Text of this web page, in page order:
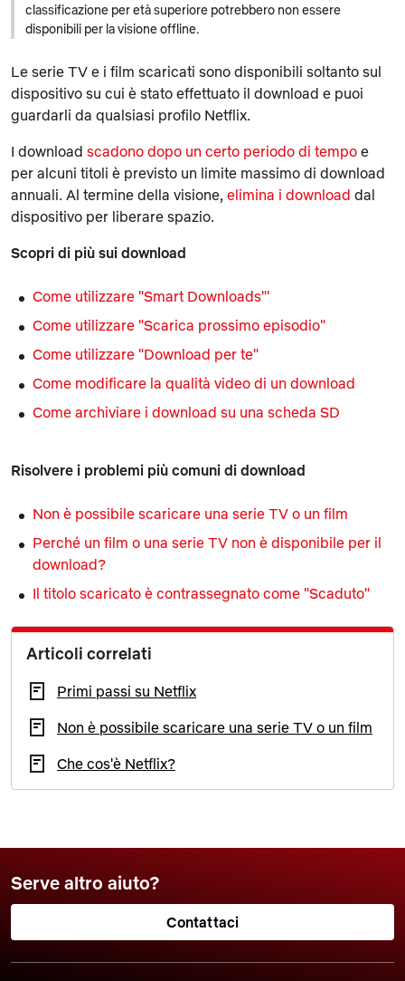
classificazione per età superiore potrebbero non essere
disponibili per la visione offline.
Le serie TV e i film scaricati sono disponibili soltanto sul
dispositivo su cui è stato effettuato il download e puoi
guardarli da qualsiasi profilo Netflix.
I download scadono dopo un certo periodo di tempo e
per alcuni titoli è previsto un limite massimo di download
annuali. Al termine della visione, elimina i download dal
dispositivo per liberare spazio.
Scopri di più sui download
Come utilizzare "Smart Downloads"'
Come utilizzare "Scarica prossimo episodio"
Come utilizzare "Download per te"
Come modificare la qualità video di un download
Come archiviare i download su una scheda SD
Risolvere i problemi più comuni di download
Non è possibile scaricare una serie TV o un film
Perché un film o una serie TV non è disponibile per il
download?
Il titolo scaricato è contrassegnato come "Scaduto"
Articoli correlati
Primi passi su Netflix
Non è possibile scaricare una serie TV o un film
Che cos'è Netflix?
Serve altro aiuto?
Contattaci